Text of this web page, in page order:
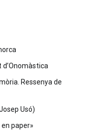
Ressenya de
Usó)
paper»